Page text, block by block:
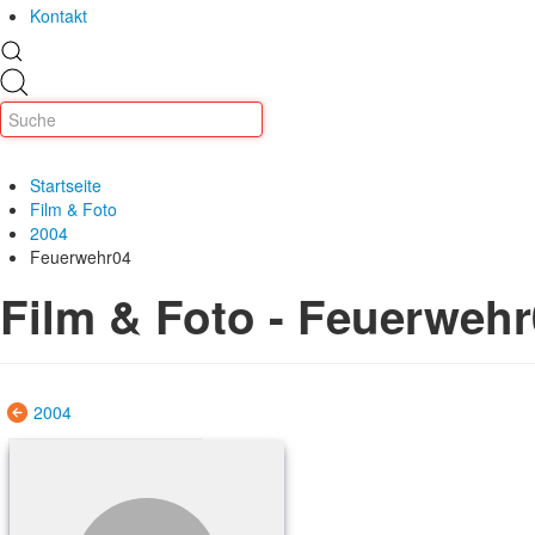
Kontakt
Startseite
Film & Foto
2004
Feuerwehr04
Film & Foto -
2004